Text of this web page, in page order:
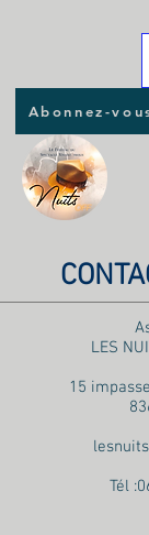
Abonnez-
LES
15
Tél :